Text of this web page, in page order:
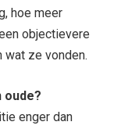
hoe meer
objectievere
wat ze vonden.
oude?
enger dan